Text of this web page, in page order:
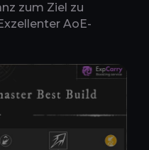
zum Ziel zu
AoE-